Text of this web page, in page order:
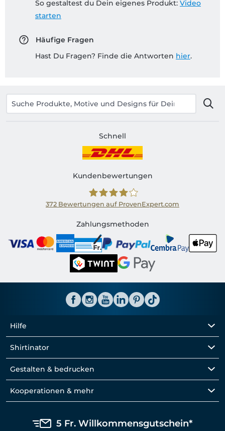
So gestaltest du Dein eigenes Produkt: Video
starten
Häufige Fragen
Hast Du Fragen? Finde die Antworten hier.
Schnell
Kundenbewertungen
Shirtinator CH
372 Bewertungen auf ProvenExpert.com
Zahlungsmethoden
Hilfe
Shirtinator
Gestalten & bedrucken
Kooperationen & mehr
5 Fr. Willkommensgutschein*